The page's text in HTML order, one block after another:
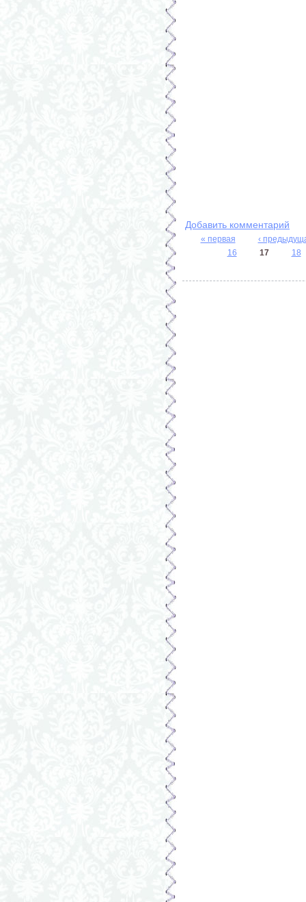
Добавить комментарий
Страницы
« первая
‹
16
17 18